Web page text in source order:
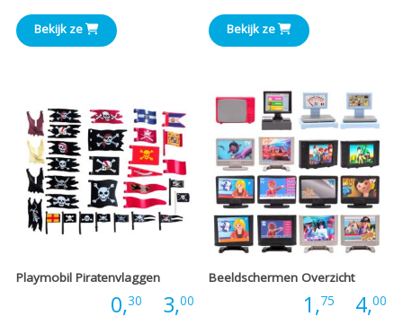
tot
Bekijk ze Bekijk ze
Playmobil Piratenvlaggen
0,30 3,00Prijsklasse:
Beeldschermen Overzicht
1,75 4,00